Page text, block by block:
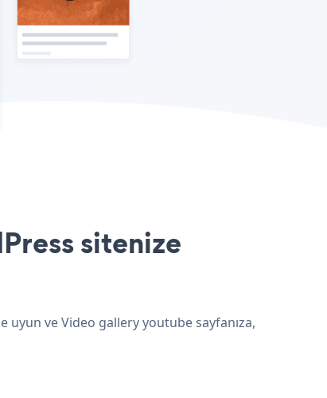
sitenize
ve Video gallery youtube sayfanıza,